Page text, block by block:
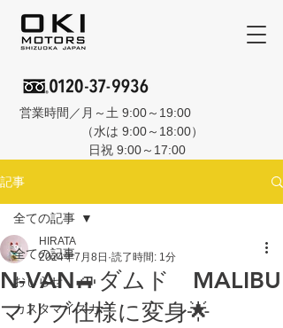
営業時間／月～土 9:00～19:00
（水は 9:00～18:00）
日祝 9:00～17:00
記事
全ての記事
おしらせ
カスタマイズカー
全ての記事
N-VAN🚙ダムド MALIBU
マリブ仕様に変身🌟
HIRATA
2024年7月8日 読了時間: 1分